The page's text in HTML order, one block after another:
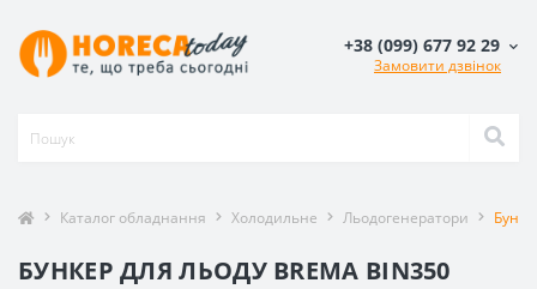
+38 (099) 677 92 29
Замовити дзвінок
Каталог обладнання Холодильне Льодогенератори
БУНКЕР ДЛЯ ЛЬОДУ BREMA BIN350